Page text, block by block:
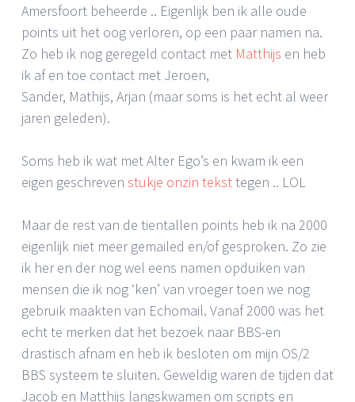
Amersfoort beheerde .. Eigenlijk ben ik alle oude
points uit het oog verloren, op een paar namen na.
Zo heb ik nog geregeld contact met Matthijs en heb
ik af en toe contact met Jeroen,
Sander, Mathijs, Arjan (maar soms is het echt al weer
jaren geleden).
Soms heb ik wat met Alter Ego’s en kwam ik een
eigen geschreven stukje onzin teksttegen .. LOL
Maar de rest van de tientallen points heb ik na 2000
eigenlijk niet meer gemailed en/of gesproken. Zo zie
ik her en der nog wel eens namen opduiken van
mensen die ik nog ‘ken’ van vroeger toen we nog
gebruik maakten van Echomail. Vanaf 2000 was het
echt te merken dat het bezoek naar BBS-en
drastisch afnam en heb ik besloten om mijn OS/2
BBS systeem te sluiten. Geweldig waren de tijden dat
Jacob en Matthijs langskwamen om scripts en